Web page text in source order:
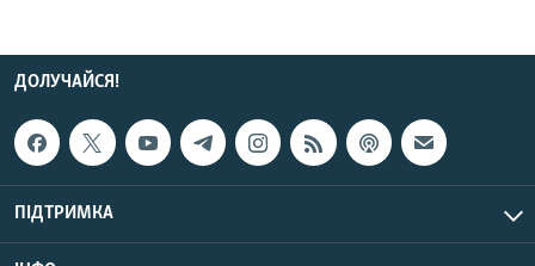
ДОЛУЧАЙСЯ!
ПІДТРИМКА